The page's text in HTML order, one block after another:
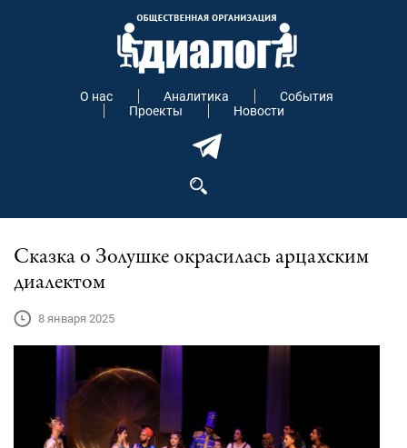
О нас Аналитика
События
Проекты
Новости
Сказка о Золушке окрасилась арцахским
диалектом
8 января 2025